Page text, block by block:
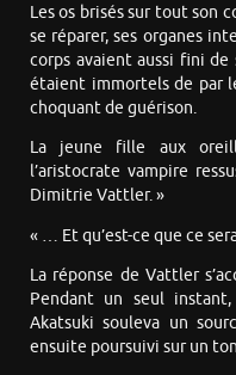
Les os brisés sur tout son
se réparer, ses organes
corps avaient aussi fini de
étaient immortels de par
choquant de guérison.
La jeune fille aux
l’aristocrate vampire
Dimitrie Vattler. »
« … Et qu’est-ce que ce
La réponse de Vattler
Pendant un seul
Akatsuki souleva un
ensuite poursuivi sur un